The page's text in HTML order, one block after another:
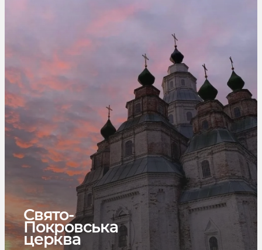
Свято-
Покровська
церква